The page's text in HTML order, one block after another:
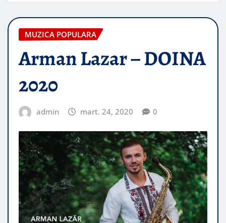
MUZICA POPULARA
Arman Lazar – DOINA
2020
admin mart. 24, 2020 0